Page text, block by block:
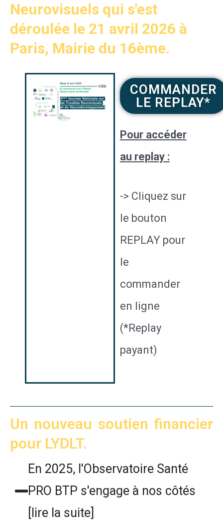
Neurovisuels qui s'est
déroulée le 21 avril 2026 à
Paris, Mairie du 16ème.
COMMANDER
LE REPLAY*
Pour accéder
au replay :
-> Cliquez sur
le bouton
REPLAY pour
le
commander
en ligne
(*Replay
payant)
Un nouveau soutien financier
pour LYDLT.
En 2025, l'Observatoire Santé
PRO BTP s'engage à nos côtés
[lire la suite]